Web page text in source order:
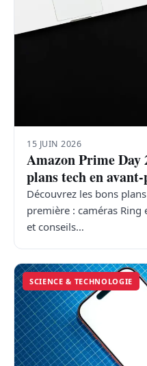
15 JUIN 2026
Amazon Prime Day
plans tech en
Découvrez les bons
première : caméras Ring
et conseils…
SCIENCE & TECHNOLOGIE